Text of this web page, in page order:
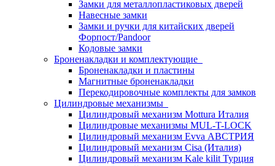
Замки для металлопластиковых дверей
Навесные замки
Замки и ручки для китайских дверей
Форпост/Раndoor
Кодовые замки
Броненакладки и комплектующие
Броненакладки и пластины
Магнитные броненакладки
Перекодировочные комплекты для замков
Цилиндровые механизмы
Цилиндровый механизм Mottura Италия
Цилиндровые механизмы MUL-T-LOCK
Цилиндровый механизм Evva АВСТРИЯ
Цилиндровый механизм Cisa (Италия)
Цилиндровый механизм Kale kilit Турция